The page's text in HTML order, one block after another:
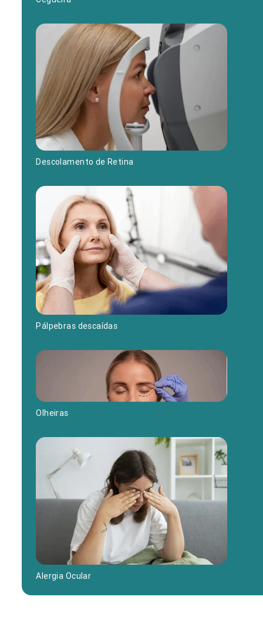
Descolamento de Retina
Pálpebras descaídas
Olheiras
Alergia Ocular